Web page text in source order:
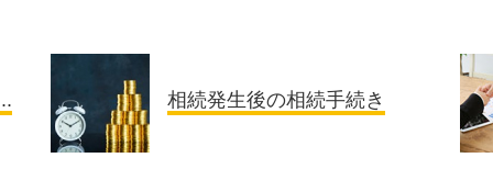
相続発生後の相続手続き